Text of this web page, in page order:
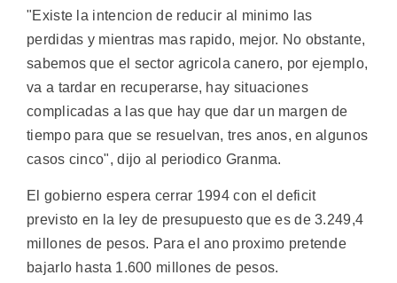
"Existe la intencion de reducir al minimo las
perdidas y mientras mas rapido, mejor. No obstante,
sabemos que el sector agricola canero, por ejemplo,
va a tardar en recuperarse, hay situaciones
complicadas a las que hay que dar un margen de
tiempo para que se resuelvan, tres anos, en algunos
casos cinco", dijo al periodico Granma.
El gobierno espera cerrar 1994 con el deficit
previsto en la ley de presupuesto que es de 3.249,4
millones de pesos. Para el ano proximo pretende
bajarlo hasta 1.600 millones de pesos.